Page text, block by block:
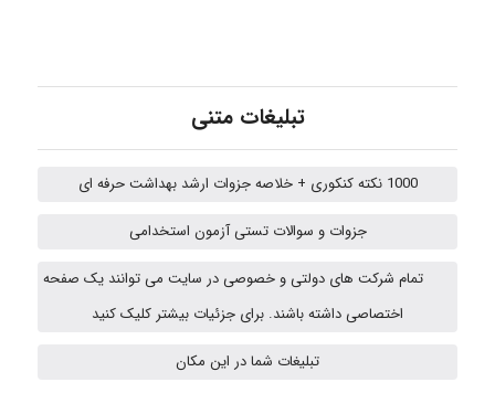
Sara
vali
تبلیغات متنی
1000 نکته کنکوری + خلاصه جزوات ارشد بهداشت حرفه ای
جزوات و سوالات تستی آزمون استخدامی
تمام شرکت های دولتی و خصوصی در سایت می توانند یک صفحه
اختصاصی داشته باشند. برای جزئیات بیشتر کلیک کنید
تبلیغات شما در این مکان